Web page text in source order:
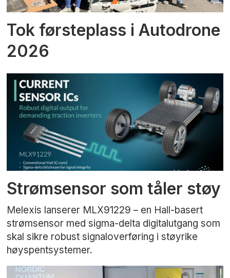
Tok førsteplass i Autodrone
2026
Strømsensor som tåler støy
Melexis lanserer MLX91229 – en Hall-basert
strømsensor med sigma-delta digitalutgang som
skal sikre robust signaloverføring i støyrike
høyspentsystemer.